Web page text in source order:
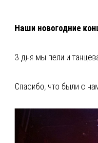
Наши новогодние
3 дня мы пели и
Спасибо, что были с